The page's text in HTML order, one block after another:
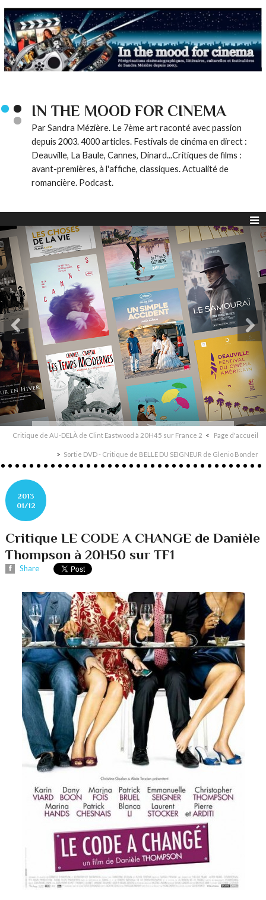
IN THE MOOD FOR CINEMA
Par Sandra Mézière. Le 7ème art raconté avec passion
depuis 2003. 4000 articles. Festivals de cinéma en direct :
Deauville, La Baule, Cannes, Dinard...Critiques de films :
avant-premières, à l'affiche, classiques. Actualité de
romancière. Podcast.
Critique de AU-DELÀ de Clint Eastwood à 20H45 sur France 2 Page d'accueil
Sortie DVD - Critique de BELLE DU SEIGNEUR de Glenio Bonder
2013
01/12
Critique LE CODE A CHANGE de Danièle
Thompson à 20H50 sur TF1
Share